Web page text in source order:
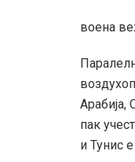
воена
Арабија,
пак
и Тунис